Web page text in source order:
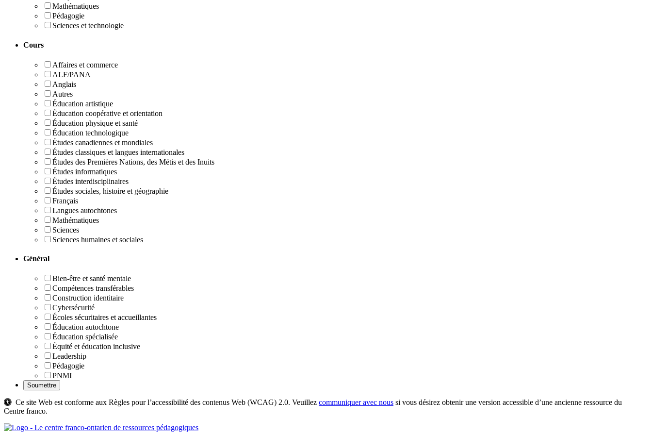
Mathématiques
Pédagogie
Sciences et technologie
Cours
Affaires et commerce
ALF/PANA
Anglais
Autres
Éducation artistique
Éducation coopérative et orientation
Éducation physique et santé
Éducation technologique
Études canadiennes et mondiales
Études classiques et langues internationales
Études des Premières Nations, des Métis et des Inuits
Études informatiques
Études interdisciplinaires
Études sociales, histoire et géographie
Français
Langues autochtones
Mathématiques
Sciences
Sciences humaines et sociales
Général
Bien-être et santé mentale
Compétences transférables
Construction identitaire
Cybersécurité
Écoles sécuritaires et accueillantes
Éducation autochtone
Éducation spécialisée
Équité et éducation inclusive
Leadership
Pédagogie
PNMI
Ce site Web est conforme aux Règles pour l’accessibilité des contenus Web (WCAG) 2.0. Veuillez communiquer avec nous si vous désirez obtenir une version accessible d’une ancienne ressource du
Centre franco.